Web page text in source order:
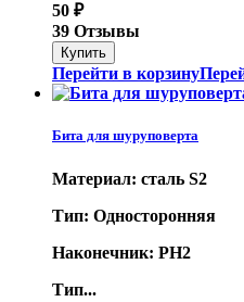
50 ₽
39 Отзывы
Перейти в корзину
Бита для шуруповерта
Материал: сталь S2
Тип: Односторонняя
Наконечник: PH2
Тип...